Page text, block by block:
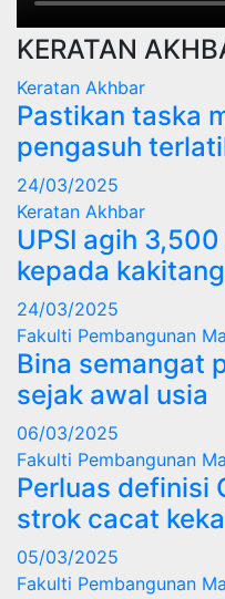
KERATAN
Keratan Akhbar
Pastikan taska
pengasuh
24/03/2025
Keratan Akhbar
UPSI agih
kepada
24/03/2025
Fakulti Pembangunan
Bina semangat
sejak awal usia
06/03/2025
Fakulti Pembangunan
Perluas definisi
strok cacat
05/03/2025
Fakulti Pembangunan